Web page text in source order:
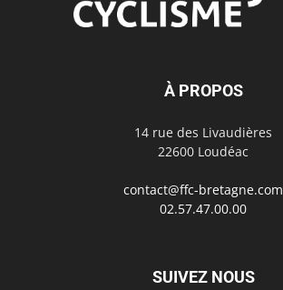
À PROPOS
14 rue des Livaudières
22600 Loudéac
contact@ffc-bretagne.com
02.57.47.00.00
SUIVEZ NOUS